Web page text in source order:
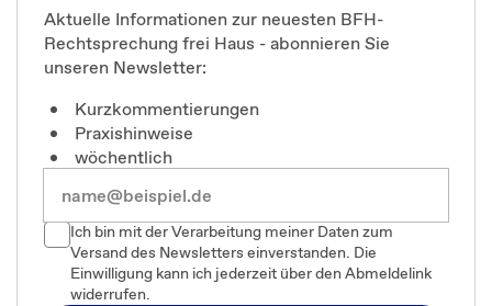
Aktuelle Informationen zur neuesten BFH-
Rechtsprechung frei Haus - abonnieren Sie
unseren Newsletter:
Kurzkommentierungen
Praxishinweise
wöchentlich
Ich bin mit der Verarbeitung meiner Daten zum
Versand des Newsletters einverstanden. Die
Einwilligung kann ich jederzeit über den Abmeldelink
widerrufen.